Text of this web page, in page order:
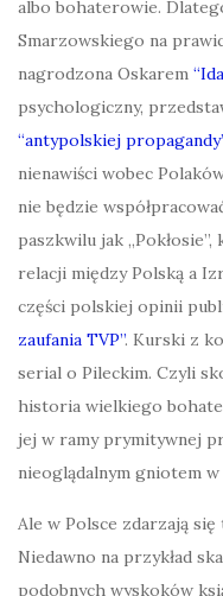
albo bohaterowie.
Smarzowskiego na
nagrodzona Oskarem “
psychologiczny,
“antypolskiej propagandy
nienawiści wobec
nie będzie
paszkwilu jak
relacji między Polską a
części polskiej opinii
zaufania TVP”. Kurski z
serial o Pileckim. Czyli
historia wielkiego
jej w ramy prymitywnej
nieoglądalnym gniotem
Ale w Polsce zdarzają
Niedawno na przykład
podobnych wyskoków